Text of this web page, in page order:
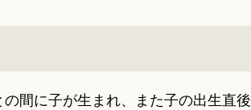
間に子が生まれ、また子の出生直